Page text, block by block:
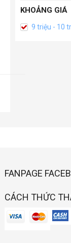
KHOẢNG GIÁ
9 triệu - 10
FANPAGE
CÁCH THỨC